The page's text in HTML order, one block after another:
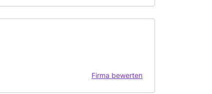
Firma bewerten